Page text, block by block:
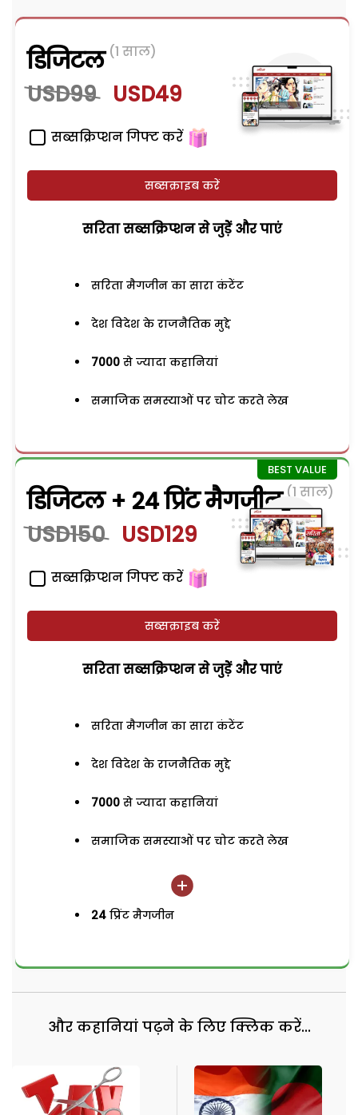
डिजिटल (1 साल)
USD99 USD49
सब्सक्रिप्शन गिफ्ट करें
सब्सक्राइब करें
सरिता सब्सक्रिप्शन से जुड़ेें और पाएं
सरिता मैगजीन का सारा कंटेंट
देश विदेश के राजनैतिक मुद्दे
7000 से ज्यादा कहानियां
समाजिक समस्याओं पर चोट करते लेख
डिजिटल + 24 प्रिंट मैगजीन (1 साल)
USD150 USD129
सब्सक्रिप्शन गिफ्ट करें
सब्सक्राइब करें
सरिता सब्सक्रिप्शन से जुड़ेें और पाएं
सरिता मैगजीन का सारा कंटेंट
देश विदेश के राजनैतिक मुद्दे
7000 से ज्यादा कहानियां
समाजिक समस्याओं पर चोट करते लेख
24 प्रिंट मैगजीन
और कहानियां पढ़ने के लिए क्लिक करें...